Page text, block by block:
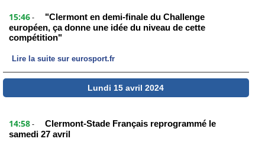
15:46 -
"Clermont en demi-finale du Challenge
européen, ça donne une idée du niveau de cette
compétition"
Lire la suite sur eurosport.fr
Lundi 15 avril 2024
14:58 -
Clermont-Stade Français reprogrammé le
samedi 27 avril